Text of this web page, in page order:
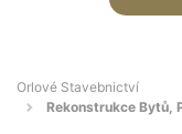
Orlové Stavebnictví
Rekonstrukce Bytů,